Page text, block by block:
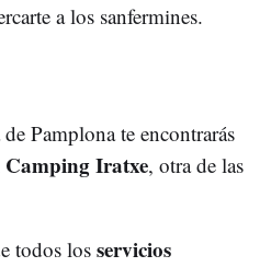
a los sanfermines.
Pamplona te encontrarás
Camping Iratxe, otra de las
todos los servicios